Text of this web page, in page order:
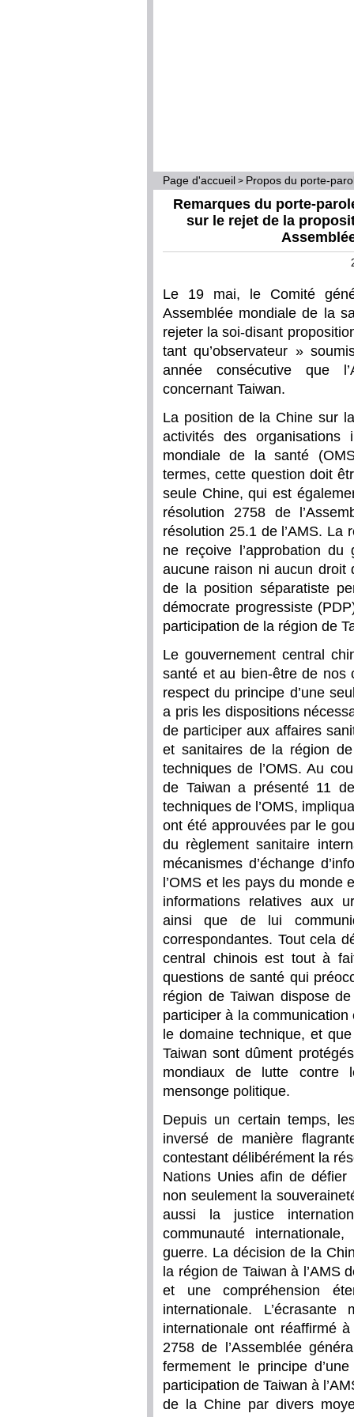
Page d'accueil > Propos du porte-
Remarques du porte-
sur le rejet de la
Le 19 mai, le Comité
Assemblée mondiale de la
rejeter la soi-disant
tant qu’observateur »
année consécutive que
concernant Taiwan.
La position de la Chine sur
activités des organisations
mondiale de la santé
termes, cette question doit
seule Chine, qui est
résolution 2758 de
résolution 25.1 de l’AMS. La
ne reçoive l’approbation du
aucune raison ni aucun droit
de la position séparatiste
démocrate progressiste
participation de la région de
Le gouvernement central
santé et au bien-être de nos
respect du principe d’une
a pris les dispositions
de participer aux affaires
et sanitaires de la région
techniques de l’OMS. Au
de Taiwan a présenté 11
techniques de l’OMS,
ont été approuvées par le
du règlement sanitaire
mécanismes d’échange
l’OMS et les pays du
informations relatives aux
ainsi que de lui
correspondantes. Tout cela
central chinois est tout à
questions de santé qui
région de Taiwan dispose
participer à la
le domaine technique, et
Taiwan sont dûment
mondiaux de lutte contre
mensonge politique.
Depuis un certain temps,
inversé de manière
contestant délibérément la
Nations Unies afin de défier
non seulement la
aussi la justice
communauté
guerre. La décision de la
la région de Taiwan à l’AMS
et une compréhension
internationale.
internationale ont réaffirmé
2758 de l’Assemblée
fermement le principe
participation de Taiwan à
de la Chine par divers